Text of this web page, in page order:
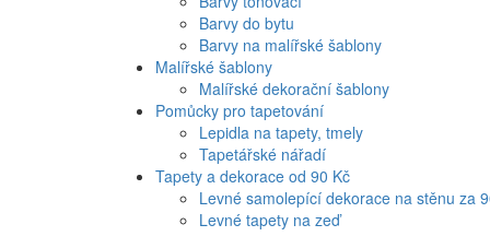
Barvy do bytu
Barvy na malířské šablony
Malířské šablony
Malířské dekorační šablony
Pomůcky pro tapetování
Lepidla na tapety, tmely
Tapetářské nářadí
Tapety a dekorace od 90 Kč
Levné samolepící dekorace na stěnu za
Levné tapety na zeď